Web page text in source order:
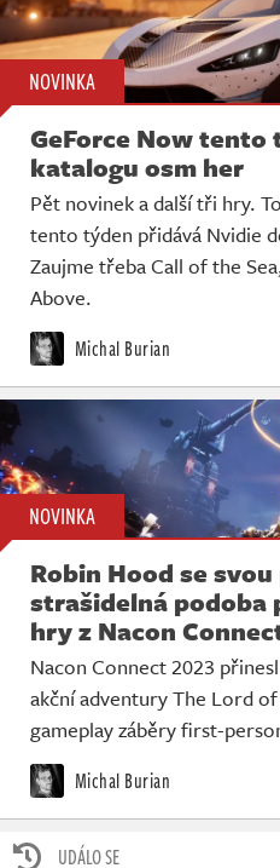
UDÁLO SE
NOVINKA
GeForce Now tento
katalogu osm her
Pět novinek a další tři hry.
tento týden přidává Nvidie
Zaujme třeba Call of the
Above.
Michal Burian
NOVINKA
Robin Hood se
strašidelná podoba
hry z Nacon
Nacon Connect 2023
akční adventury The Lord
gameplay záběry first-
Michal Burian